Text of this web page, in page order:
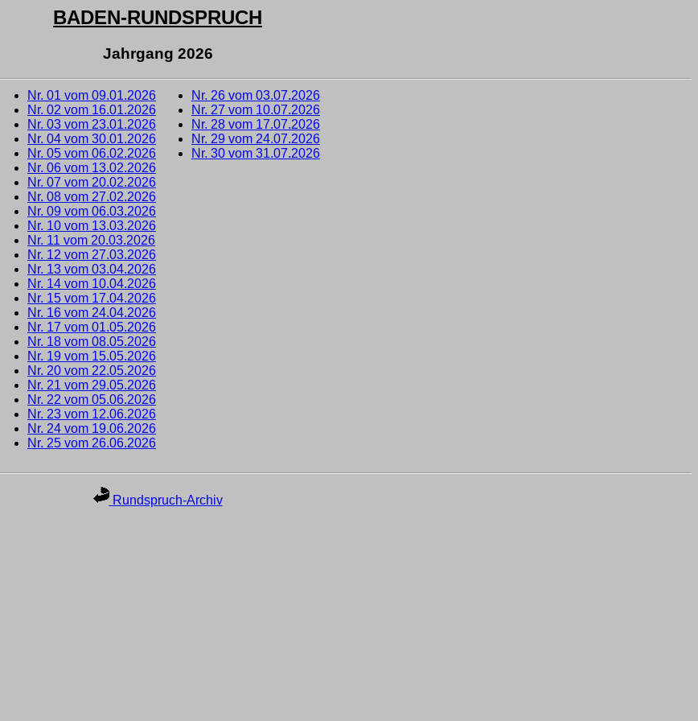
BADEN-RUNDSPRUCH
Jahrgang 2026
Nr. 01 vom 09.01.2026
Nr. 02 vom 16.01.2026
Nr. 03 vom 23.01.2026
Nr. 04 vom 30.01.2026
Nr. 05 vom 06.02.2026
Nr. 06 vom 13.02.2026
Nr. 07 vom 20.02.2026
Nr. 08 vom 27.02.2026
Nr. 09 vom 06.03.2026
Nr. 10 vom 13.03.2026
Nr. 11 vom 20.03.2026
Nr. 12 vom 27.03.2026
Nr. 13 vom 03.04.2026
Nr. 14 vom 10.04.2026
Nr. 15 vom 17.04.2026
Nr. 16 vom 24.04.2026
Nr. 17 vom 01.05.2026
Nr. 18 vom 08.05.2026
Nr. 19 vom 15.05.2026
Nr. 20 vom 22.05.2026
Nr. 21 vom 29.05.2026
Nr. 22 vom 05.06.2026
Nr. 23 vom 12.06.2026
Nr. 24 vom 19.06.2026
Nr. 25 vom 26.06.2026
Nr. 26 vom 03.07.2026
Nr. 27 vom 10.07.2026
Nr. 28 vom 17.07.2026
Nr. 29 vom 24.07.2026
Nr. 30 vom 31.07.2026
Rundspruch-Archiv